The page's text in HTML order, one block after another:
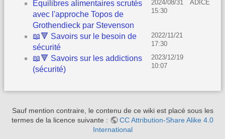
Équilibres alimentaires scrutés
avec l'approche Topos de
Grothendieck par Stevenson
2024/08/31
15:30
ADICE
📖🔻 Savoirs sur le besoin de
sécurité
2022/11/21
17:30
📖🔻 Savoirs sur les addictions
(sécurité)
2023/12/19
10:07
Sauf mention contraire, le contenu de ce wiki est placé sous les
termes de la licence suivante :
CC Attribution-Share Alike 4.0
International